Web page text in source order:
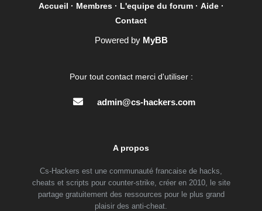
Accueil · Membres· L'equipe du forum· Aide·
Contact
Powered by MyBB
Pour tout contact merci d'utiliser :
admin@cs-hackers.com
A propos
Cs-Hackers est une communauté francaise de hacks,
cheats et scripts pour counter-strike, créer en 2010, le site
partage gratuitement des ressources pour le plus grand
plaisir des anti-cheat.